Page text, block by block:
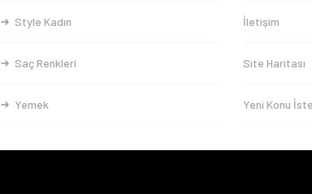
Style Kadın
Saç Renkleri
Yemek
İletişim
Site Haritası
Yeni Konu